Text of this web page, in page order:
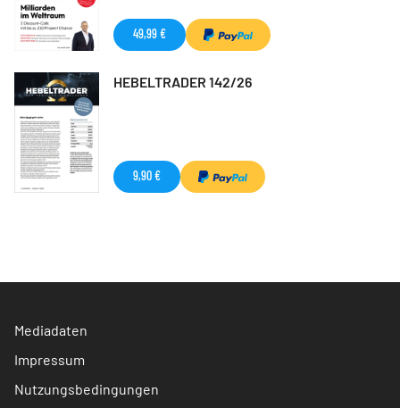
49,99 €
HEBELTRADER 142/26
9,90 €
Mediadaten
Impressum
Nutzungsbedingungen